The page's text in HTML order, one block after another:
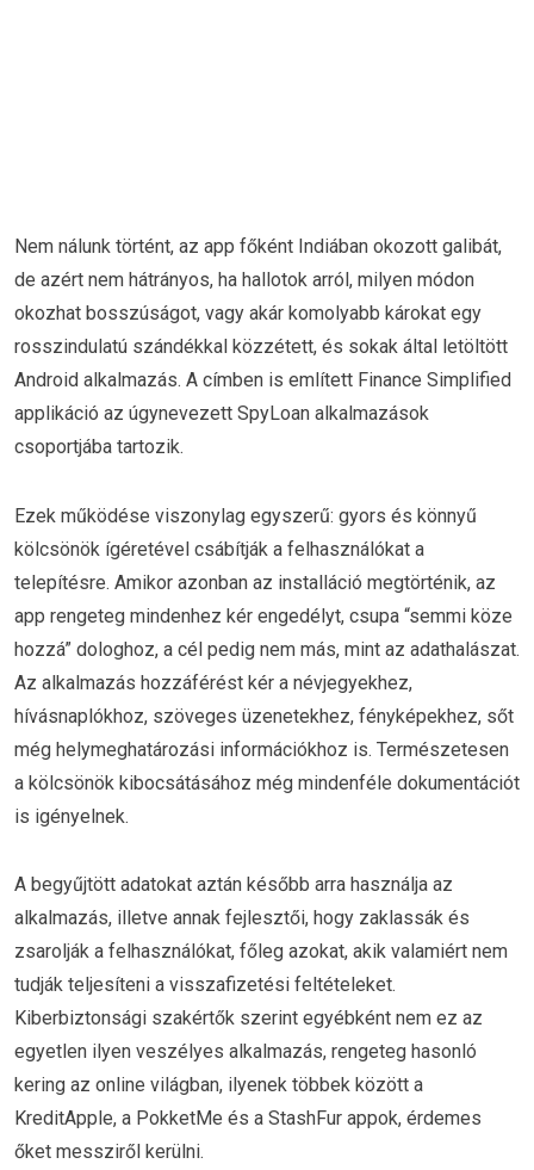
Nem nálunk történt, az app főként Indiában okozott galibát,
de azért nem hátrányos, ha hallotok arról, milyen módon
okozhat bosszúságot, vagy akár komolyabb károkat egy
rosszindulatú szándékkal közzétett, és sokak által letöltött
Android alkalmazás. A címben is említett Finance Simplified
applikáció az úgynevezett SpyLoan alkalmazások
csoportjába tartozik.
Ezek működése viszonylag egyszerű: gyors és könnyű
kölcsönök ígéretével csábítják a felhasználókat a
telepítésre. Amikor azonban az installáció megtörténik, az
app rengeteg mindenhez kér engedélyt, csupa “semmi köze
hozzá” dologhoz, a cél pedig nem más, mint az adathalászat.
Az alkalmazás hozzáférést kér a névjegyekhez,
hívásnaplókhoz, szöveges üzenetekhez, fényképekhez, sőt
még helymeghatározási információkhoz is. Természetesen
a kölcsönök kibocsátásához még mindenféle dokumentációt
is igényelnek.
A begyűjtött adatokat aztán később arra használja az
alkalmazás, illetve annak fejlesztői, hogy zaklassák és
zsarolják a felhasználókat, főleg azokat, akik valamiért nem
tudják teljesíteni a visszafizetési feltételeket.
Kiberbiztonsági szakértők szerint egyébként nem ez az
egyetlen ilyen veszélyes alkalmazás, rengeteg hasonló
kering az online világban, ilyenek többek között a
KreditApple, a PokketMe és a StashFur appok, érdemes
őket messziről kerülni.